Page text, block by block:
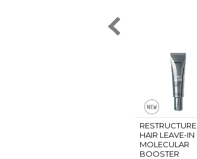
RESTRUCTURE
HAIR LEAVE-IN
MOLECULAR
BOOSTER